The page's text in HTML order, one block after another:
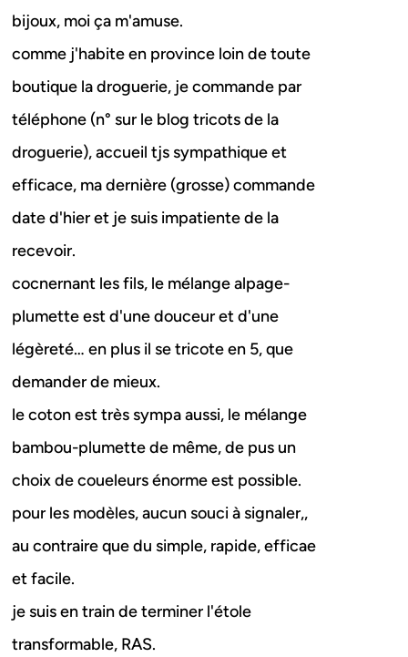
bijoux, moi ça m'amuse.
comme j'habite en province loin de toute
boutique la droguerie, je commande par
téléphone (n° sur le blog tricots de la
droguerie), accueil tjs sympathique et
efficace, ma dernière (grosse) commande
date d'hier et je suis impatiente de la
recevoir.
cocnernant les fils, le mélange alpage-
plumette est d'une douceur et d'une
légèreté… en plus il se tricote en 5, que
demander de mieux.
le coton est très sympa aussi, le mélange
bambou-plumette de même, de pus un
choix de coueleurs énorme est possible.
pour les modèles, aucun souci à signaler,,
au contraire que du simple, rapide, efficae
et facile.
je suis en train de terminer l'étole
transformable, RAS.